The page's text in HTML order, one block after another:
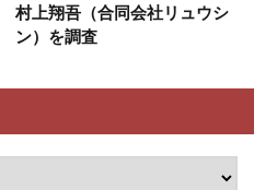
村上翔吾（合同会社リュウシ
ン）を調査